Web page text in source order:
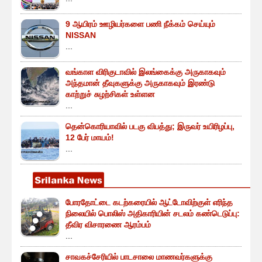
9 ஆயிரம் ஊழியர்களை பணி நீக்கம் செய்யும்
NISSAN
வங்காள விரிகுடாவில் இலங்கைக்கு அருகாகவும்
அந்தமான் தீவுகளுக்கு அருகாகவும் இரண்டு
காற்றுச் சுழற்சிகள் உள்ளன
தென்கொரியாவில் படகு விபத்து; இருவர் உயிரிழப்பு,
12 பேர் மாயம்!
போரதோட்டை கடற்கரையில் ஆட்டோவிற்குள் எரிந்த
நிலையில் பொலிஸ் அதிகாரியின் சடலம் கண்டெடுப்பு:
தீவிர விசாரணை ஆரம்பம்
சாவகச்சேரியில் பாடசாலை மாணவர்களுக்கு